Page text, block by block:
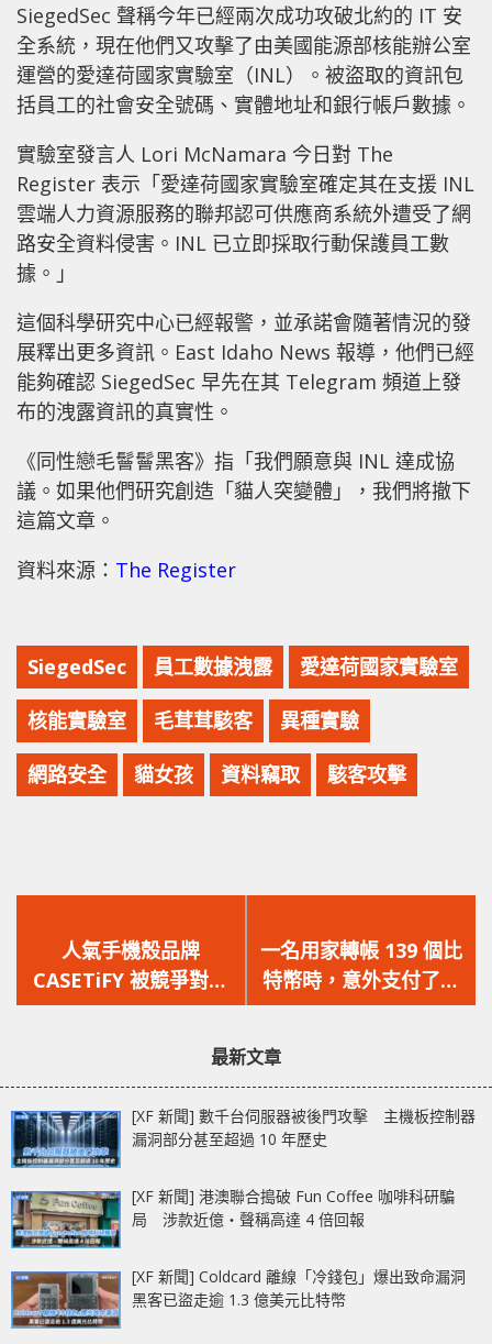
SiegedSec 聲稱今年已經兩次成功攻破北約的 IT 安
全系統，現在他們又攻擊了由美國能源部核能辦公室
運營的愛達荷國家實驗室（INL）。被盜取的資訊包
括員工的社會安全號碼、實體地址和銀行帳戶數據。
實驗室發言人 Lori McNamara 今日對 The
Register 表示「愛達荷國家實驗室確定其在支援 INL
雲端人力資源服務的聯邦認可供應商系統外遭受了網
路安全資料侵害。INL 已立即採取行動保護員工數
據。」
這個科學研究中心已經報警，並承諾會隨著情況的發
展釋出更多資訊。East Idaho News 報導，他們已經
能夠確認 SiegedSec 早先在其 Telegram 頻道上發
布的洩露資訊的真實性。
《同性戀毛鬙鬙黑客》指「我們願意與 INL 達成協
議。如果他們研究創造「貓人突變體」，我們將撤下
這篇文章。
資料來源： The Register
SiegedSec 員工數據洩露 愛達荷國家實驗室
核能實驗室 毛茸茸駭客 異種實驗
網路安全 貓女孩 資料竊取 駭客攻擊
一
篇
文
人氣手機殼品牌
CASETiFY 被競爭對手
Dbrand 控告，指其抄
JerryRigEverything
一
篇
文
一名用家轉帳 139 個比
特幣時，意外支付了近
310 萬美元手續費！
最新文章
[XF 新聞] 數千台伺服器被後門攻擊 主機板控制器
漏洞部分甚至超過 10 年歷史
[XF 新聞] 港澳聯合搗破 Fun Coffee 咖啡科研騙
局 涉款近億‧聲稱高達 4 倍回報
[XF 新聞] Coldcard 離線「冷錢包」爆出致命漏洞
黑客已盜走逾 1.3 億美元比特幣